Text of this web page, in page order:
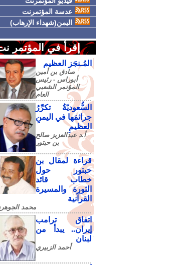
عدسة المؤتمرنت
اليمن(شهداء الإرهاب)
إقرأ في المؤتمر
المُـنجَز العظيم
صادق‮ ‬بن‮ ‬أمين‮
‬أبوراس - رئيس‮
‬المؤتمر‮ ‬الشعبي‮
‬العام
السُّعوديّةُ تكرِّرُ
جرائمَها في اليمنِ
العظيمِ
أ.د عبدالعزيز صالح
بن حبتور
قراءة لمقال بن
حبتور حول
خطاب قائد
الثورة والمسيرة
القرآنية
محمد
اتفاق ترامب
إيران.. يبدأ من
لبنان
أحمد الزبيري